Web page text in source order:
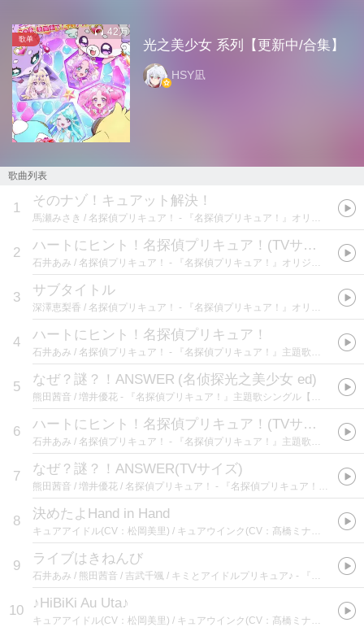
歌单
42万
光之美少女 系列【更新中/合集】
HSY凪
歌曲列表
1 そのナゾ！キュアット解決！
馬瀬みさき / 名探偵プリキュア！ - 『名探偵プリキュア！』オリジナル・サウンドトラック1 プリキュア・スターディテクティブ・サウンド‼
2 ハートにヒント！名探偵プリキュア！(TVサイズ)
石井あみ / 名探偵プリキュア！ - 『名探偵プリキュア！』オリジナル・サウンドトラック1 プリキュア・スターディテクティブ・サウンド‼
3 サブタイトル
深澤恵梨香 / 名探偵プリキュア！ - 『名探偵プリキュア！』オリジナル・サウンドトラック1 プリキュア・スターディテクティブ・サウンド‼
4 ハートにヒント！名探偵プリキュア！
石井あみ / 名探偵プリキュア！ - 『名探偵プリキュア！』主題歌シングル【通常盤】
5 なぜ？謎？！ANSWER (名侦探光之美少女 ed)
熊田茜音 / 増井優花 - 『名探偵プリキュア！』主題歌シングル【通常盤】
6 ハートにヒント！名探偵プリキュア！(TVサイズ)
石井あみ / 名探偵プリキュア！ - 『名探偵プリキュア！』主題歌シングル先行配信
7 なぜ？謎？！ANSWER(TVサイズ)
熊田茜音 / 増井優花 / 名探偵プリキュア！ - 『名探偵プリキュア！』主題歌シングル先行配信
8 決めたよHand in Hand
キュアアイドル(CV：松岡美里) / キュアウインク(CV：髙橋ミナミ) / 高森奈津美 / キミとアイドルプリキュア♪
9 ライブはきねんび
石井あみ / 熊田茜音 / 吉武千颯 / キミとアイドルプリキュア♪ - 『キミとアイドルプリキュア♪』ボーカルベスト ～Only you～
10 ♪HiBiKi Au Uta♪
キュアアイドル(CV：松岡美里) / キュアウインク(CV：髙橋ミナミ) / 高森奈津美 / キュアズキューン(CV：南條愛乃) / キュアキッス(CV：花井美春) / 映画キミとアイドルプリキュア♪